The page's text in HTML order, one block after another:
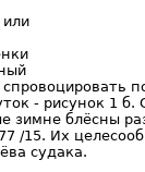
- рисунок 1 б.
зимне блёсны
/15. Их
судака.